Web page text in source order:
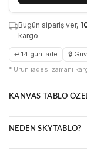
Bugün sipariş ver,
kargo
↩ 14 gün iade 🔒
* Ürün iadesi zamanı
KANVAS TABLO
Çerçeveli veya
NEDEN SKYTABLO?